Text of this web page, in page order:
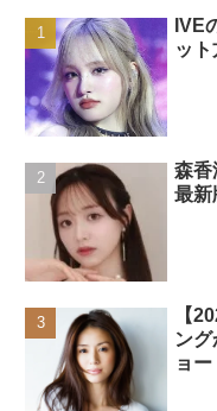
IVE
ット
森香
最新
【
ン
ョ